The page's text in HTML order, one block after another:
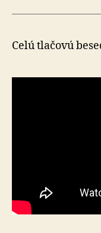
Celú tlačovú